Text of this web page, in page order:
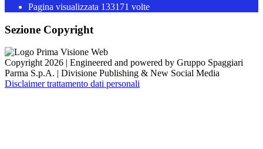
Pagina visualizzata 133171 volte
Sezione Copyright
Copyright 2026 | Engineered and powered by Gruppo Spaggiari
Parma S.p.A. | Divisione Publishing & New Social Media
Disclaimer trattamento dati personali